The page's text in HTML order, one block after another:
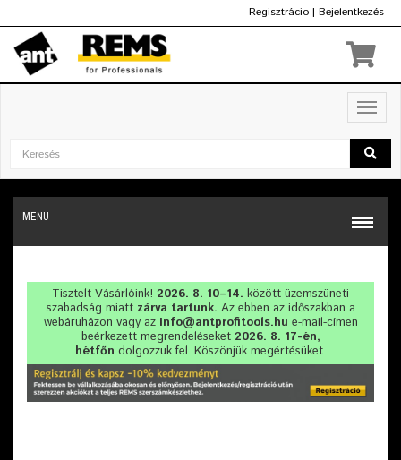
Regisztrácio | Bejelentkezés
MENU
Tisztelt Vásárlóink! 2026. 8. 10–14. között üzemszüneti
szabadság miatt zárva tartunk. Az ebben az időszakban a
webáruházon vagy az info@antprofitools.hu e-mail-címen
beérkezett megrendeléseket 2026. 8. 17-én,
hétfőn dolgozzuk fel. Köszönjük megértésüket.